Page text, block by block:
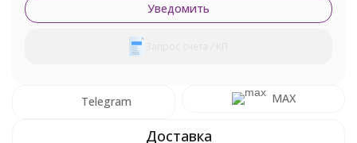
Уведомить
Telegram MAX